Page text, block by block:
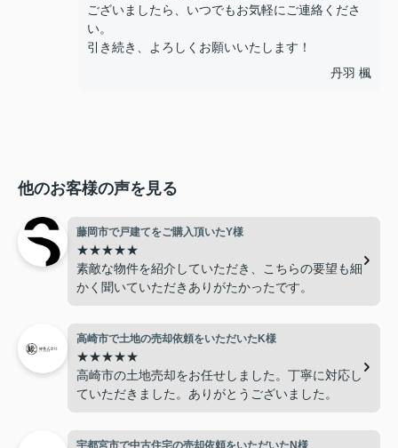
ございましたら、いつでもお気軽にご連絡くださ
い。
引き続き、よろしくお願いいたします！
丹羽 楓
他のお客様の声を見る
藤岡市で戸建てをご購入頂いたY様
★★★★★
素敵な物件を紹介していただき、こちらの要望も細
かく聞いていただきありがたかったです。
高崎市で土地の売却依頼をいただいたK様
★★★★★
高崎市の土地売却をお任せしました。丁寧に対応し
ていただきました。ありがとうございました。
宇都宮市で中古住宅の売却依頼をいただいたN様